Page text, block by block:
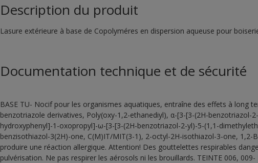
Description du produit
Lasure extérieure à base de Copolyméres en dispersion aqueuse pour
Documentation technique et de sécurité
BASE TU- Nocif pour les organismes aquatiques, entraîne des effets à long
benzotriazole derivatives, Poly(oxy-1,2-ethanediyl), α-[3-[3-(2H-benzotriazol-
hydroxyphenyl]-1-oxopropyl]-ω-[3-[3-(2H-benzotriazol-2-yl)-5-(1,1-
benzisothiazol-3(2H)-one, C(M)IT/MIT(3-1), 2-octyl-2H-isothiazol-3-one, 1,2-
produire une réaction allergique. Attention! Des gouttelettes respirables
pulvérisation. Ne pas respirer les aérosols ni les brouillards. TEINTE 006,